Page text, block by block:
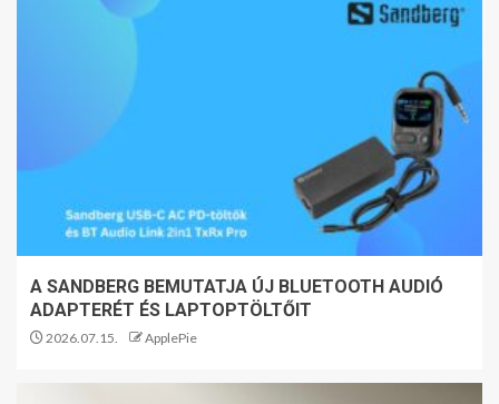
A SANDBERG BEMUTATJA ÚJ BLUETOOTH AUDIÓ
ADAPTERÉT ÉS LAPTOPTÖLTŐIT
2026.07.15. ApplePie